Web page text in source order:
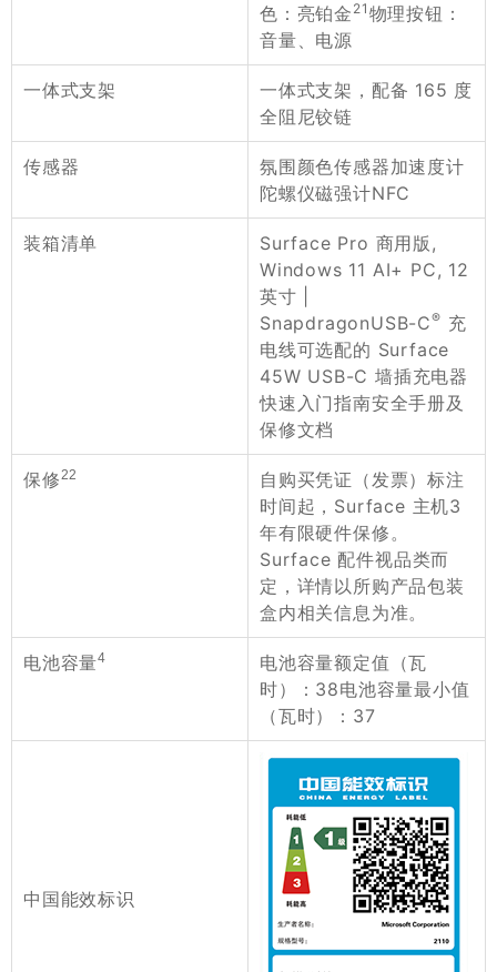
色：亮铂金 21 物理按钮：
音量、电源
一体式支架
一体式支架，配备 165 度
全阻尼铰链
传感器
氛围颜色传感器加速度计
陀螺仪磁强计NFC
装箱清单
Surface Pro 商用版,
Windows 11 AI+ PC, 12
英寸 |
SnapdragonUSB-C® 充
电线可选配的 Surface
45W USB-C 墙插充电器
快速入门指南安全手册及
保修文档
保修22
自购买凭证（发票）标注
时间起，Surface 主机3
年有限硬件保修。
Surface 配件视品类而
定，详情以所购产品包装
盒内相关信息为准。
电池容量4
电池容量额定值（瓦
时）：38电池容量最小值
（瓦时）：37
中国能效标识